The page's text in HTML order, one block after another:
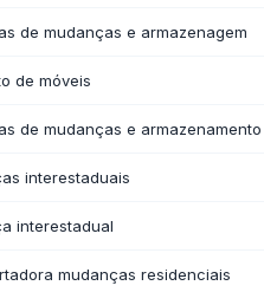
de mudanças e armazenagem
de móveis
de mudanças e armazenamento
interestaduais
interestadual
mudanças residenciais